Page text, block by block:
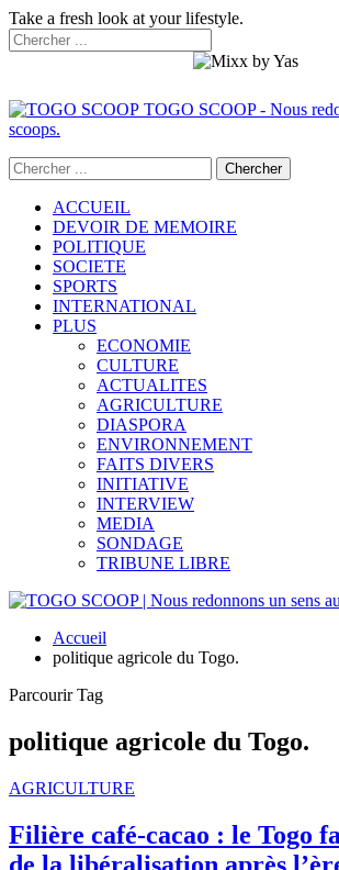
Take a fresh look at your lifestyle.
TOGO SCOOP - Nous
scoops.
ACCUEIL
DEVOIR DE MEMOIRE
POLITIQUE
SOCIETE
SPORTS
INTERNATIONAL
PLUS
ECONOMIE
CULTURE
ACTUALITES
AGRICULTURE
DIASPORA
ENVIRONNEMENT
FAITS DIVERS
INITIATIVE
INTERVIEW
MEDIA
SONDAGE
TRIBUNE LIBRE
Accueil
politique agricole du Togo.
Parcourir Tag
politique agricole du Togo.
AGRICULTURE
Filière café-cacao : le Togo
de la libéralisation après